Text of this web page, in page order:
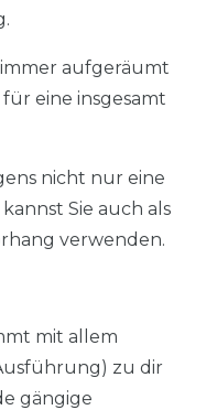
aufgeräumt
eine insgesamt
nicht nur eine
Sie auch als
verwenden.
mit allem
zu dir
gängige